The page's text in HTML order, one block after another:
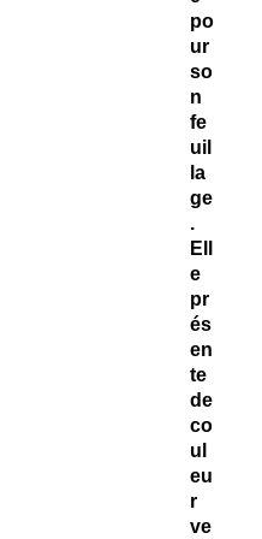
po
ur
so
n
fe
uil
la
ge
.
Ell
e
pr
és
en
te
de
co
ul
eu
r
ve